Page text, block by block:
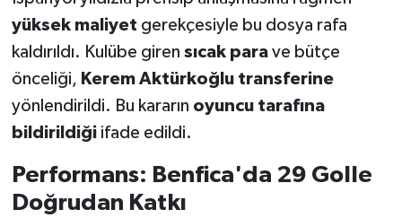
yüksek maliyet gerekçesiyle bu dosya rafa
kaldırıldı. Kulübe giren sıcak parave bütçe
önceliği, Kerem Aktürkoğlu transferine
yönlendirildi. Bu kararın oyuncu tarafına
bildirildiğiifade edildi.
Performans: Benfica'da 29 Golle
Doğrudan Katkı